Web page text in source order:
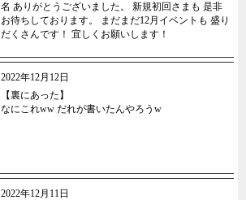
名 ありがとうございました。 新規初回さまも 是非
お待ちしております。 まだまだ12月イベントも 盛り
だくさんです！ 宜しくお願いします！
2022年12月12日
【裏にあった】
なにこれww だれが書いたんやろうw
2022年12月11日